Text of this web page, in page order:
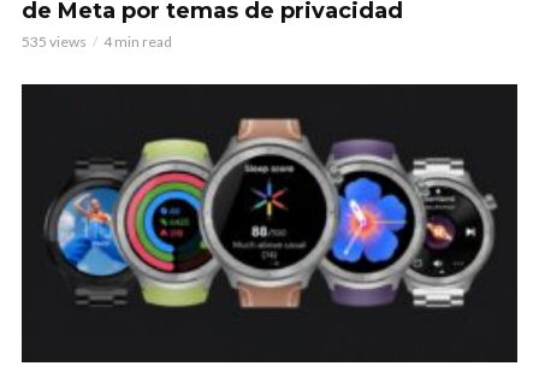
de Meta por temas de privacidad
535 views 4 min read